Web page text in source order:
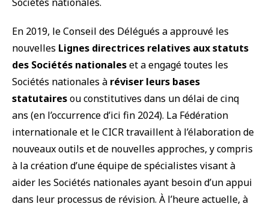
En 2019, le Conseil des Délégués a approuvé les
nouvelles Lignes directrices relatives aux statuts
des Sociétés nationaleset a engagé toutes les
Sociétés nationales à réviser leurs bases
statutairesou constitutives dans un délai de cinq
ans (en l’occurrence d’ici fin 2024). La Fédération
internationale et le CICR travaillent à l’élaboration de
nouveaux outils et de nouvelles approches, y compris
à la création d’une équipe de spécialistes visant à
aider les Sociétés nationales ayant besoin d’un appui
dans leur processus de révision. À l’heure actuelle, à